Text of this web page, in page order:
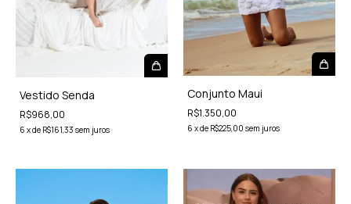
Vestido Senda
R$968,00
6 xde R$161,33 sem juros
Conjunto Maui
R$1.350,00
6 xde R$225,00 sem juros